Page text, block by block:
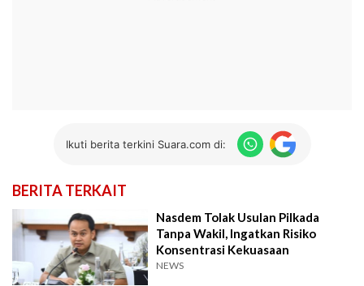
Ikuti berita terkini Suara.com di:
BERITA TERKAIT
Nasdem Tolak Usulan Pilkada
Tanpa Wakil, Ingatkan Risiko
Konsentrasi Kekuasaan
NEWS